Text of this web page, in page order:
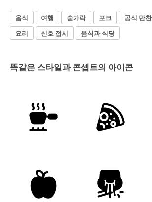
음식 여행 숟가락 포크 공식 만찬
요리
신호 접시 음식과 식당
똑같은 스타일과 콘셉트의 아이콘